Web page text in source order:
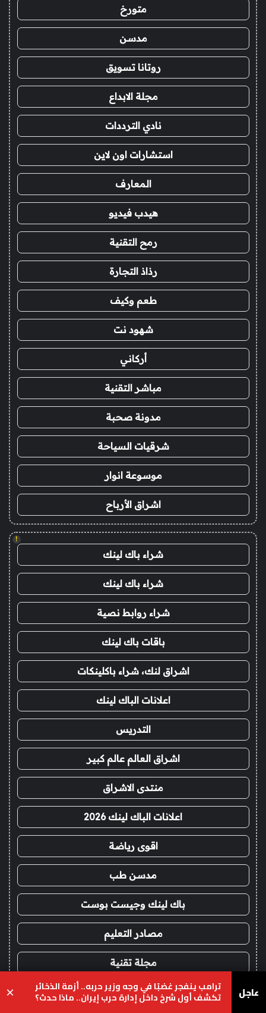
متورخ
مدسن
روتانا تسويق
مجلة الابداع
نادي الترددات
استشارات اون لاين
المعارف
هيدب فيديو
رمح التقنية
رذاذ التجارة
طعم وكيف
شهود نت
أركاني
مباشر التقنية
مدونة صحبة
شرقيات السياحة
موسوعة انوار
اشراق الأرباح
!
شراء باك لينك
شراء باك لينك
شراء روابط نصية
باقات باك لينك
اشراق لنك، شراء باكلينكات
اعلانات الباك لينك
التدريس
اشراق العالم عالم كبير
منتدى الاشراق
اعلانات الباك لينك 2026
اقوى رياضة
مدسن طب
باك لينك وجيست بوست
مصادر التعليم
مجلة تقنية
يو ان بي الرياضي
عاجل ترامب ينفجر غضبًا في وجه وزير حربه.. أزمة الذخائر
تكشف أول شرخ داخل إدارة حرب إيران.. ماذا حدث؟ ×